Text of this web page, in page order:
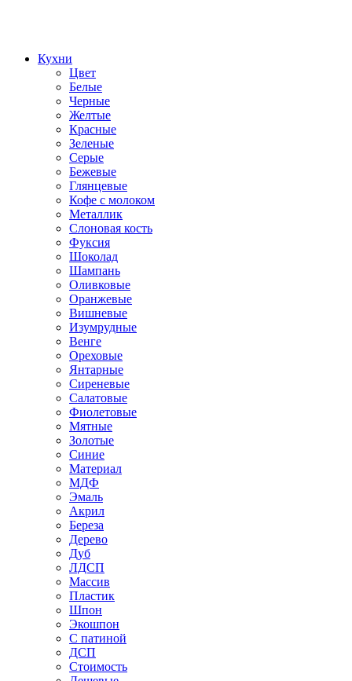
Кухни
Цвет
Белые
Черные
Желтые
Красные
Зеленые
Серые
Бежевые
Глянцевые
Кофе с молоком
Металлик
Слоновая кость
Фуксия
Шоколад
Шампань
Оливковые
Оранжевые
Вишневые
Изумрудные
Венге
Ореховые
Янтарные
Сиреневые
Салатовые
Фиолетовые
Мятные
Золотые
Синие
Материал
МДФ
Эмаль
Акрил
Береза
Дерево
Дуб
ЛДСП
Массив
Пластик
Шпон
Экошпон
С патиной
ДСП
Стоимость